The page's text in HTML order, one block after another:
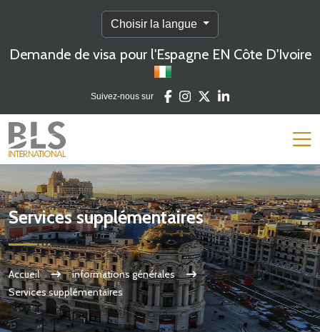
Choisir la langue
Demande de visa pour l'Espagne EN Côte D'Ivoire
Suivez-nous sur
Services supplémentaires
Accueil
informations générales
Services supplémentaires